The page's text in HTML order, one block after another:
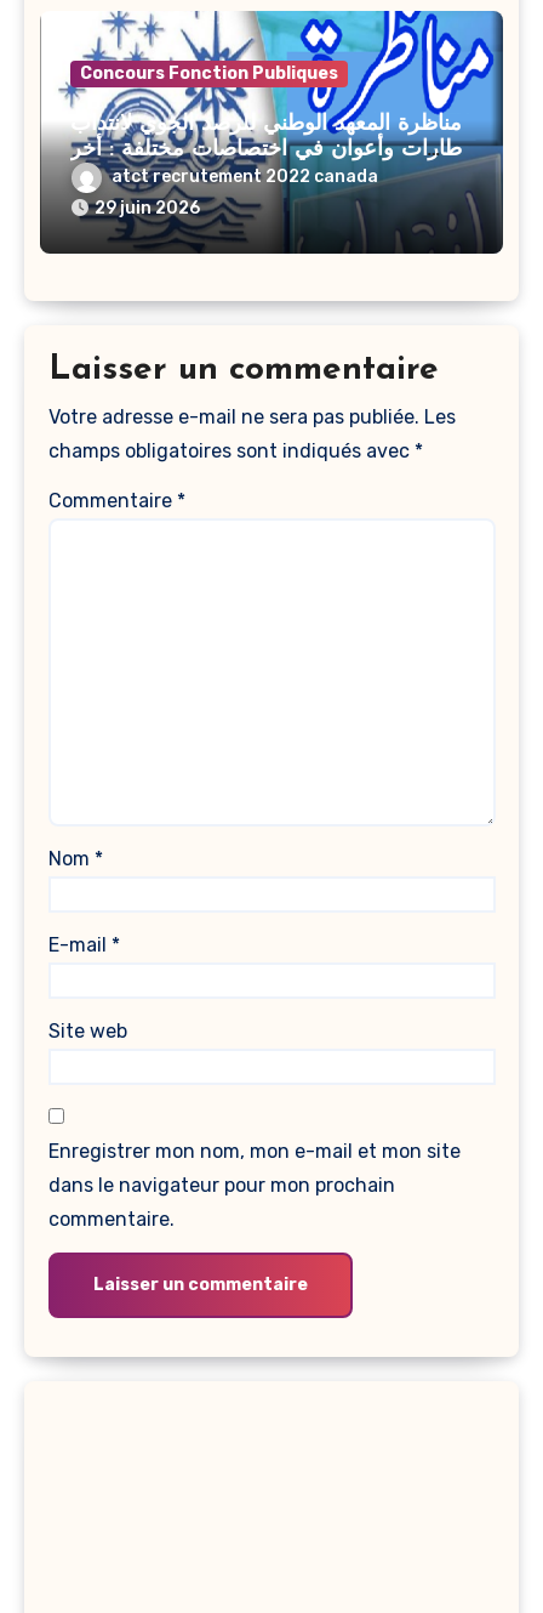
السنة الثانية
ثانوي دون نجاح
(النظام القديم)
Concours Fonction Publiques
مناظرة المعهد الوطني للرصد الجوي لانتداب
إطارات وأعوان في اختصاصات مختلفة : أخر
اجل للترشح 27 جويلية 2026
atct recrutement 2022 canada
29 juin 2026
Laisser un commentaire
Votre adresse e-mail ne sera pas publiée. Les
champs obligatoires sont indiqués avec *
Commentaire *
Nom *
E-mail *
Site web
Enregistrer mon nom, mon e-mail et mon site
dans le navigateur pour mon prochain
commentaire.